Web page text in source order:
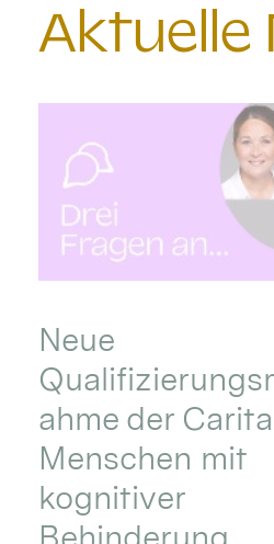
Aktuelle
Neue
ahme der
Menschen mit
kognitiver